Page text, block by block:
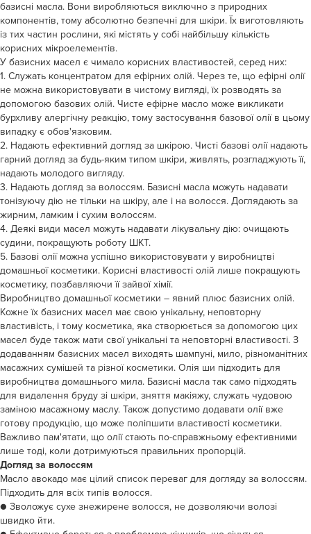
базисні масла. Вони виробляються виключно з природних
компонентів, тому абсолютно безпечні для шкіри. Їх виготовляють
із тих частин рослини, які містять у собі найбільшу кількість
корисних мікроелементів.
У базисних масел є чимало корисних властивостей, серед них:
1. Служать концентратом для ефірних олій. Через те, що ефірні олії
не можна використовувати в чистому вигляді, їх розводять за
допомогою базових олій. Чисте ефірне масло може викликати
бурхливу алергічну реакцію, тому застосування базової олії в цьому
випадку є обов'язковим.
2. Надають ефективний догляд за шкірою. Чисті базові олії надають
гарний догляд за будь-яким типом шкіри, живлять, розгладжують її,
надають молодого вигляду.
3. Надають догляд за волоссям. Базисні масла можуть надавати
тонізуючу дію не тільки на шкіру, але і на волосся. Доглядають за
жирним, ламким і сухим волоссям.
4. Деякі види масел можуть надавати лікувальну дію: очищають
судини, покращують роботу ШКТ.
5. Базові олії можна успішно використовувати у виробництві
домашньої косметики. Корисні властивості олій лише покращують
косметику, позбавляючи її зайвої хімії.
Виробництво домашньої косметики – явний плюс базисних олій.
Кожне їх базисних масел має свою унікальну, неповторну
властивість, і тому косметика, яка створюється за допомогою цих
масел буде також мати свої унікальні та неповторні властивості. З
додаванням базисних масел виходять шампуні, мило, різноманітних
масажних сумішей та різної косметики. Олія ши підходить для
виробництва домашнього мила. Базисні масла так само підходять
для видалення бруду зі шкіри, зняття макіяжу, служать чудовою
заміною масажному маслу. Також допустимо додавати олії вже
готову продукцію, що може поліпшити властивості косметики.
Важливо пам'ятати, що олії стають по-справжньому ефективними
лише тоді, коли дотримуються правильних пропорцій.
Догляд за волоссям
Масло авокадо має цілий список переваг для догляду за волоссям.
Підходить для всіх типів волосся.
● Зволожує сухе знежирене волосся, не дозволяючи волозі
швидко йти.